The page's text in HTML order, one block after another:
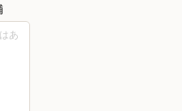
あ